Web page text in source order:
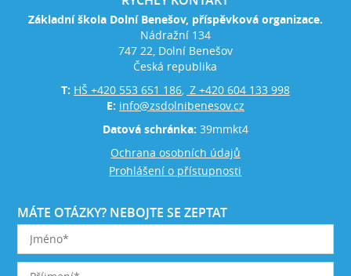
Základní škola Dolní Benešov, příspěvková organizace.
Nádražní 134
747 22, Dolní Benešov
Česká republika
T: HŠ +420 553 651 186, Z +420 604 133 998
E: info@zsdolnibenesov.cz
Datová schránka: 39mmkt4
Ochrana osobních údajů
Prohlášení o přístupnosti
MÁTE OTÁZKY? NEBOJTE SE ZEPTAT